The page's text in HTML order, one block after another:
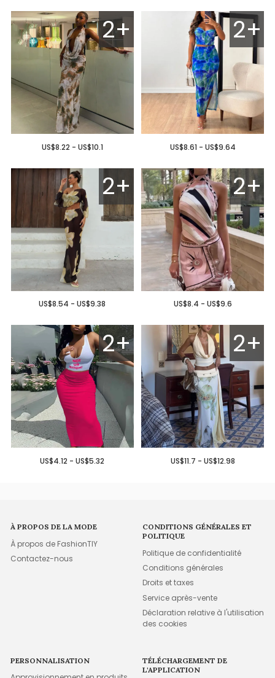
2+
US$8.22 - US$10.1
2+
US$8.61 - US$9.64
2+
US$8.54 - US$9.38
2+
US$8.4 - US$9.6
2+
US$4.12 - US$5.32
2+
US$11.7 - US$12.98
À PROPOS DE LA MODE
À propos de FashionTIY
Contactez-nous
CONDITIONS GÉNÉRALES ET
POLITIQUE
Politique de confidentialité
Conditions générales
Droits et taxes
Service après-vente
Déclaration relative à l'utilisation
des cookies
PERSONNALISATION
TÉLÉCHARGEMENT DE
L'APPLICATION